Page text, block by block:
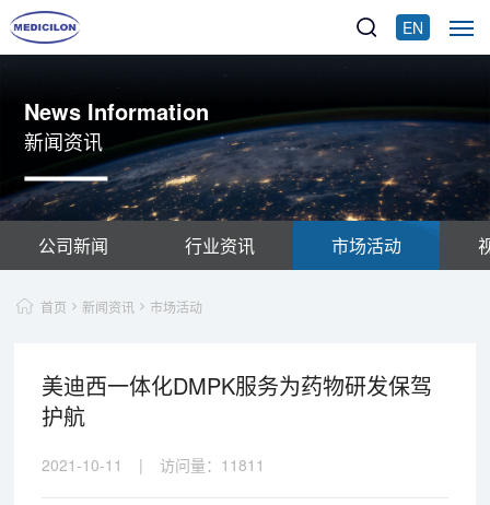
EN
News Information
新闻资讯
公司新闻 行业资讯 市场活动
首页 新闻资讯 市场活动
美迪西一体化DMPK服务为药物研发保驾
护航
2021-10-11 | 访问量： 11811